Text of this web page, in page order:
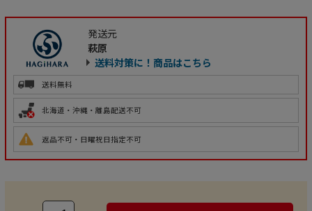
発送元
萩原
送料対策に！商品はこちら
送料無料
北海道・沖縄・離島配送不可
返品不可・日曜祝日指定不可